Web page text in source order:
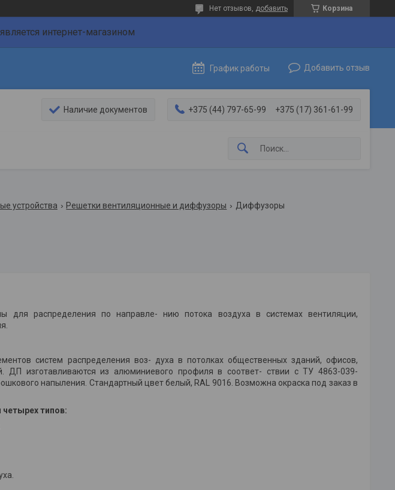
Корзина
Нет отзывов, добавить
интернет-магазином
График работы Добавить отзыв
Наличие документов +375 (44) 797-65-99 +375 (17) 361-61-99
устройства Решетки вентиляционные и диффузоры Диффузоры
для распределения по направле- нию потока воздуха в системах вентиляции,
систем распределения воз- духа в потолках общественных зданий, офисов,
ДП изготавливаются из алюминиевого профиля в соответ- ствии с ТУ 4863-039-
напыления. Стандартный цвет белый, RAL 9016. Возможна окраска под заказ в
типов: